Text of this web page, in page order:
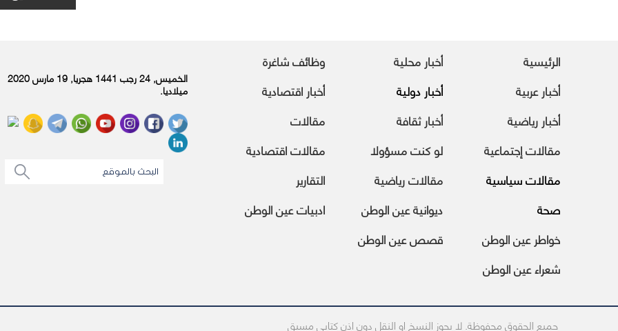
الرئيسية أخبار محلية
وظائف شاغرة
أخبار عربية
أخبار دولية
أخبار اقتصادية
أخبار رياضية
أخبار ثقافة
مقالات
مقالات إجتماعية
لو كنت مسؤولا
مقالات اقتصادية
مقالات سياسية
مقالات رياضية
التقارير
صحة
ديوانية عين الوطن
ادبيات عين الوطن
خواطر عين الوطن
قصص عين الوطن
شعراء عين الوطن
الخميس, 24 رجب 1441 هجريا, 19 مارس 2020
ميلاديا.
جميع الحقوق محفوظة. لا يجوز النسخ او النقل دون اذن كتابى مسبق